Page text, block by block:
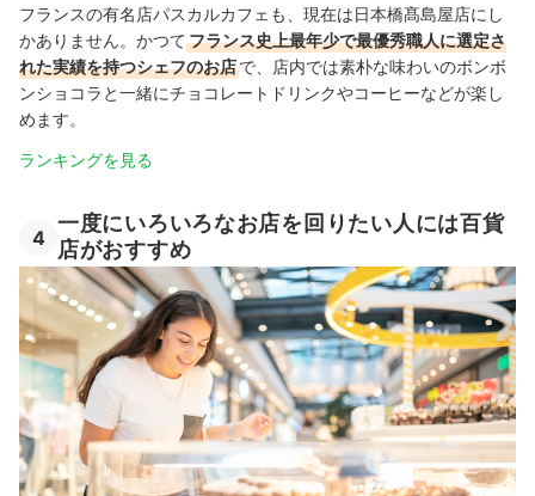
フランスの有名店パスカルカフェも、現在は日本橋髙島屋店にし
かありません。かつてフランス史上最年少で最優秀職人に選定さ
れた実績を持つシェフのお店で、店内では素朴な味わいのボンボ
ンショコラと一緒にチョコレートドリンクやコーヒーなどが楽し
めます。
ランキングを見る
4
一度にいろいろなお店を回りたい人には百貨
店がおすすめ